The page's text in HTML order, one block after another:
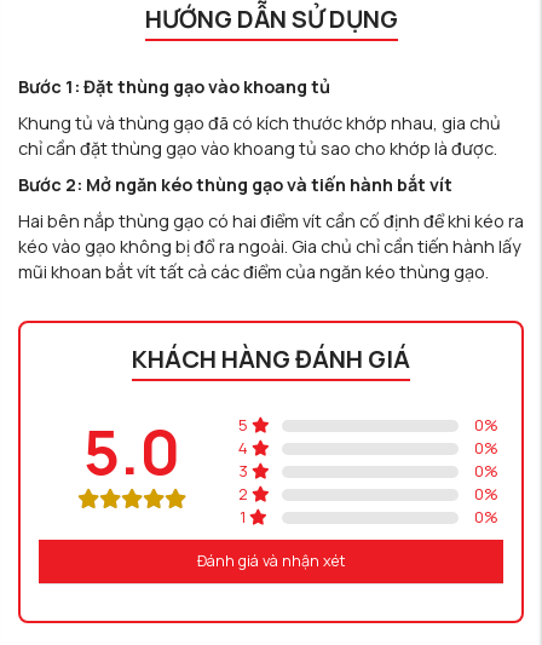
HƯỚNG DẪN SỬ DỤNG
Bước 1: Đặt thùng gạo vào khoang tủ
Khung tủ và thùng gạo đã có kích thước khớp nhau, gia chủ
chỉ cần đặt thùng gạo vào khoang tủ sao cho khớp là được.
Bước 2: Mở ngăn kéo thùng gạo và tiến hành bắt vít
Hai bên nắp thùng gạo có hai điểm vít cần cố định để khi kéo ra
kéo vào gạo không bị đổ ra ngoài. Gia chủ chỉ cần tiến hành lấy
mũi khoan bắt vít tất cả các điểm của ngăn kéo thùng gạo.
KHÁCH HÀNG ĐÁNH GIÁ
5.0 5 0%
4
0%
3
0%
2
0%
1
0%
Đánh giá và nhận xét